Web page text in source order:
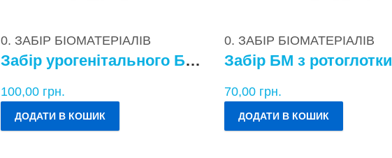
0. ЗАБІР БІОМАТЕРІАЛІВ
Забір урогенітального БМ у жінок
100,00 грн.
ДОДАТИ В КОШИК
0. ЗАБІР БІОМАТЕРІАЛІВ
Забір БМ з ротоглотки
70,00 грн.
ДОДАТИ В КОШИК